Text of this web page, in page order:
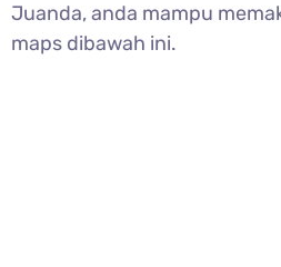
Juanda, anda mampu
maps dibawah ini.